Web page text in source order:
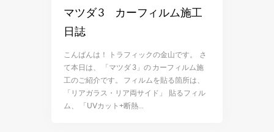
マツダ 3 カーフィルム施工
日誌
こんばんは！ トラフィックの金山です。 さ
て本日は、 「マツダ 3」の カーフィルム施
工のご紹介です。 フィルムを貼る箇所は、
「リアガラス・リア両サイド」 貼るフィル
ム、 「UVカット+断熱…